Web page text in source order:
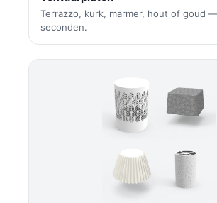
Terrazzo, kurk, marmer, hout of goud
seconden.